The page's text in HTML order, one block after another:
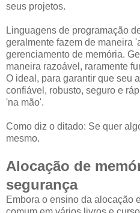
seus projetos.
Linguagens de programação
geralmente fazem de maneira
gerenciamento de memória.
maneira razoável, raramente
O ideal, para garantir que seu
confiável, robusto, seguro e
'na mão'.
Como diz o ditado: Se quer
mesmo.
Alocação de
segurança
Embora o ensino da alocação